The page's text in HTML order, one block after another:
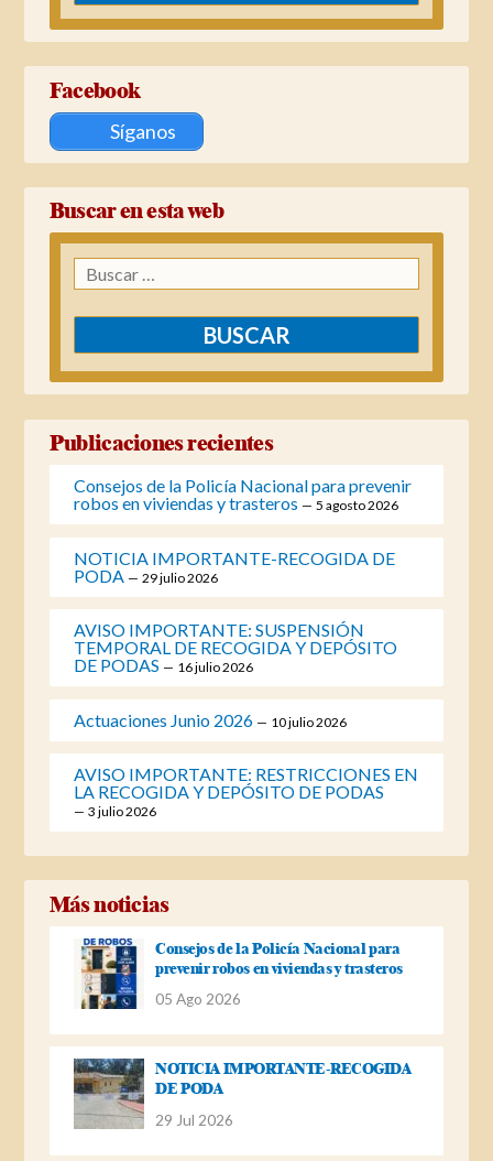
Facebook
Síganos
Buscar en esta web
Buscar:
Publicaciones recientes
Consejos de la Policía Nacional para prevenir
robos en viviendas y trasteros
5 agosto 2026
NOTICIA IMPORTANTE-RECOGIDA DE
PODA
29 julio 2026
AVISO IMPORTANTE: SUSPENSIÓN
TEMPORAL DE RECOGIDA Y DEPÓSITO
DE PODAS
16 julio 2026
Actuaciones Junio 2026 10 julio 2026
AVISO IMPORTANTE: RESTRICCIONES EN
LA RECOGIDA Y DEPÓSITO DE PODAS
3 julio 2026
Más noticias
Consejos de la Policía Nacional para
prevenir robos en viviendas y trasteros
05 Ago 2026
NOTICIA IMPORTANTE-RECOGIDA
DE PODA
29 Jul 2026